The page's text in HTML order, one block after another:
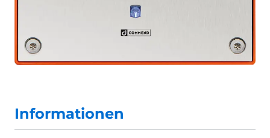
Informationen